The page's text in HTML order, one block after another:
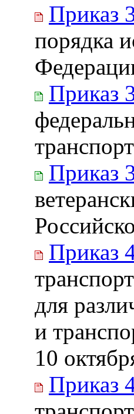
Приказ
порядка
Приказ
Приказ
Приказ
для
и
10
Приказ